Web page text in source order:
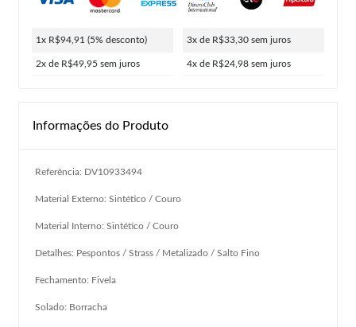
1x R$94,91 (5% desconto)
2x de R$49,95 sem juros
3x de R$33,30 sem juros
4x de R$24,98 sem juros
Informações do Produto
Referência: DV10933494
Material Externo: Sintético / Couro
Material Interno: Sintético / Couro
Detalhes: Pespontos / Strass / Metalizado / Salto Fino
Fechamento: Fivela
Solado: Borracha